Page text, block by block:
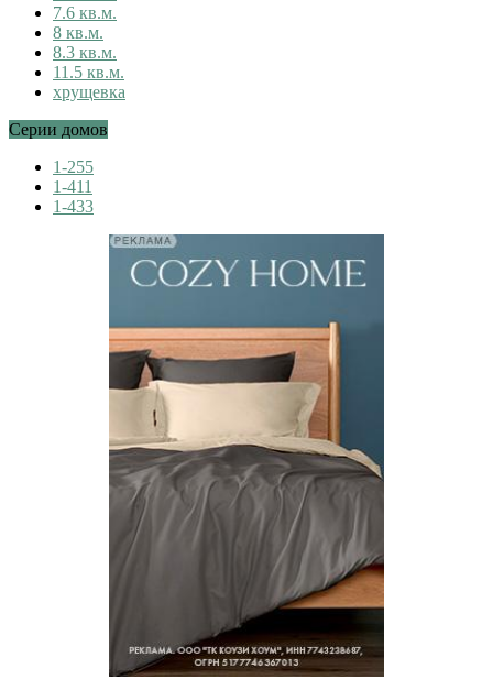
7.6 кв.м.
8 кв.м.
8.3 кв.м.
11.5 кв.м.
хрущевка
Серии домов
1-255
1-411
1-433